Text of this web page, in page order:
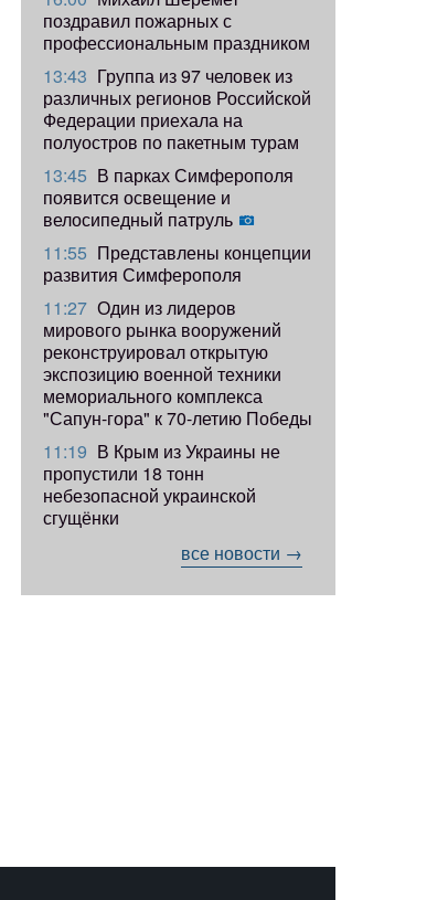
поздравил пожарных с
профессиональным праздником
13:43 Группа из 97 человек из
различных регионов Российской
Федерации приехала на
полуостров по пакетным турам
13:45 В парках Симферополя
появится освещение и
велосипедный патруль
11:55 Представлены концепции
развития Симферополя
11:27 Один из лидеров
мирового рынка вооружений
реконструировал открытую
экспозицию военной техники
мемориального комплекса
"Сапун-гора" к 70-летию Победы
11:19 ​В Крым из Украины не
пропустили 18 тонн
небезопасной украинской
сгущёнки
все новости →